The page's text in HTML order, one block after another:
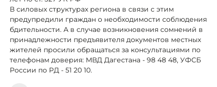
В силовых структурах региона в связи с этим
предупредили граждан о необходимости соблюдения
бдительности. А в случае возникновения сомнений в
принадлежности предъявителя документов местных
жителей просили обращаться за консультациями по
телефонам доверия: МВД Дагестана - 98 48 48, УФСБ
России по РД - 51 20 10.